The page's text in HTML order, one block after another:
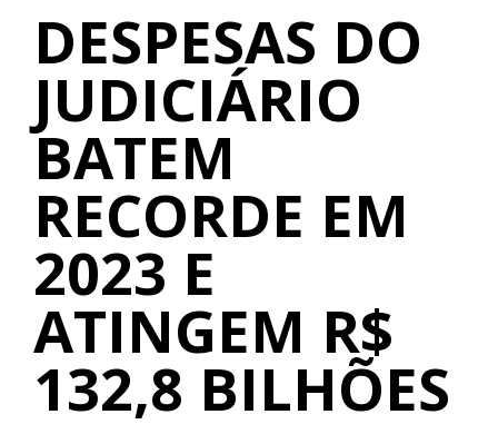
DESPESAS DO
JUDICIÁRIO
BATEM
RECORDE EM
2023 E
ATINGEM R$
132,8 BILHÕES